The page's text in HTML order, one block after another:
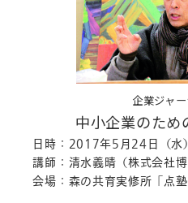
2017.12.25
「クロス・メディア
しました。
「カラーマネジメ
公開しました。
「ライトルーム」
ました。
「商品撮影のテクニ
を公開しました。
「グラフィックデザ
企業ジャ
中小企業のため
日時：2017年5月24日（
講師：清水義晴（株式会社
会場：森の共育実修所「点塾